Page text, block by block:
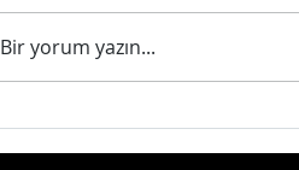
Bir adım öne çıkın: Özelleştirilmiş
Logo Baskılı Basketbol Topları ile
Bir yorum yazın...